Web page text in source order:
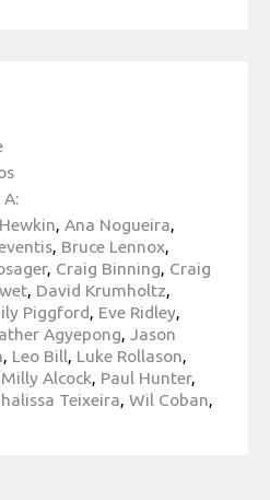
Ana Nogueira
Bruce Lennox
, Craig Binning Craig
David Krumholtz
Piggford Eve Ridley
Agyepong
Jason
Leo Bill Luke Rollason
Milly Alcock Paul Hunter,
Teixeira Wil Coban